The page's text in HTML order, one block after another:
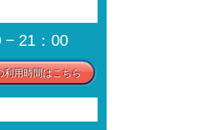
− 21：00
利用時間はこちら